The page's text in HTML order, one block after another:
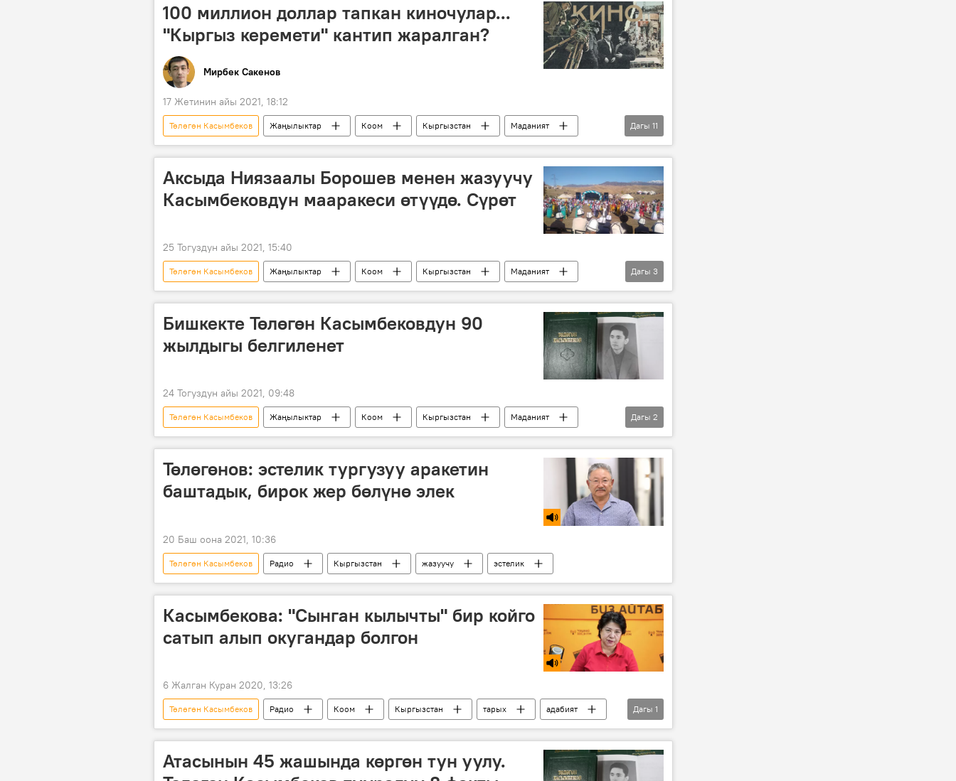
100 миллион доллар тапкан киночулар...
"Кыргыз керемети" кантип жаралган?
Мирбек Сакенов
17 Жетинин айы 2021, 18:12
Төлөгөн Касымбеков Жаңылыктар Коом Кыргызстан
Маданият
Лонгрид
Мультимедиа кино Болот Шамшиев
Чыңгыз Айтматов
Талгат Нигматулин
Төлөмүш Океев
Дагы 11
Аксыда Ниязаалы Борошев менен жазуучу
Касымбековдун мааракеси өтүүдө. Сүрөт
25 Тогуздун айы 2021, 15:40
Төлөгөн Касымбеков Жаңылыктар Коом Кыргызстан
Маданият
Аксы
маараке жазуучу
Дагы 3
Бишкекте Төлөгөн Касымбековдун 90
жылдыгы белгиленет
24 Тогуздун айы 2021, 09:48
Төлөгөн Касымбеков Жаңылыктар Коом Кыргызстан
Маданият
жазуучу
эскерүү
Дагы 2
Төлөгөнов: эстелик тургузуу аракетин
баштадык, бирок жер бөлүнө элек
20 Баш оона 2021, 10:36
Төлөгөн Касымбеков Радио Кыргызстан жазуучу эстелик
Касымбекова: "Сынган кылычты" бир койго
сатып алып окугандар болгон
6 Жалган Куран 2020, 13:26
Төлөгөн Касымбеков Радио Коом Кыргызстан тарых
адабият
"Сынган кылыч" тарыхый романы
Дагы 1
Атасынын 45 жашында көргөн тун уулу.